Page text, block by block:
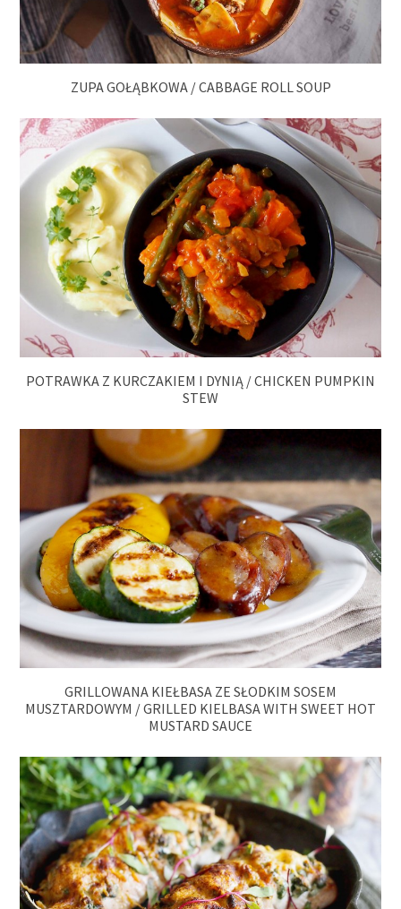
ZUPA GOŁĄBKOWA / CABBAGE ROLL SOUP
POTRAWKA Z KURCZAKIEM I DYNIĄ / CHICKEN PUMPKIN
STEW
GRILLOWANA KIEŁBASA ZE SŁODKIM SOSEM
MUSZTARDOWYM / GRILLED KIELBASA WITH SWEET HOT
MUSTARD SAUCE